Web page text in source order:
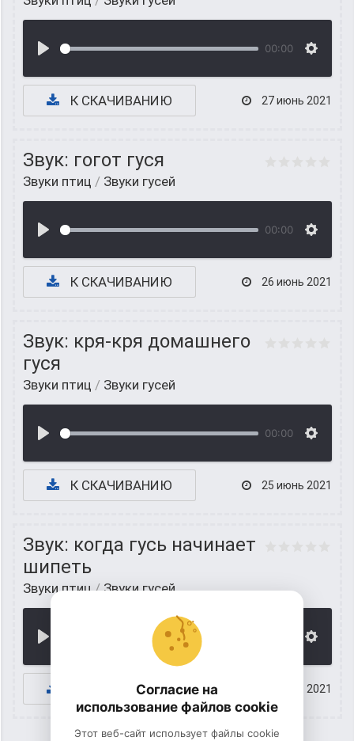
00:00
К СКАЧИВАНИЮ 27 июнь 2021
Звук: гогот гуся
Звуки птиц / Звуки гусей
00:00
К СКАЧИВАНИЮ 26 июнь 2021
Звук: кря-кря домашнего
гуся
Звуки птиц / Звуки гусей
00:00
К СКАЧИВАНИЮ 25 июнь 2021
Звук: когда гусь начинает
шипеть
Звуки птиц/Звуки гусей
К СКАЧИВАНИЮ 24 июнь 2021
Согласие на
использование файлов cookie
Этот веб-сайт использует файлы cookie